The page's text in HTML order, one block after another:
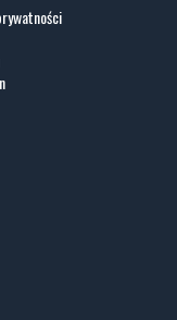
dawka najnowszych
sportowe z
miejscowości.